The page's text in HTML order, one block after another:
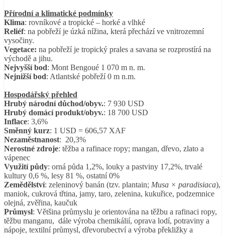
Přírodní a klimatické podmínky
Klima: rovníkové a tropické – horké a vlhké
Reliéf: na pobřeží je úzká nížina, která přechází ve vnitrozemní
vysočiny.
Vegetace: na pobřeží je tropický prales a savana se rozprostírá na
východě a jihu.
Nejvyšší bod: Mont Bengoué 1 070 m n. m.
Nejnižší bod: Atlantské pobřeží 0 m n.m.
Hospodářský přehled
Hrubý národní důchod/obyv.: 7 930 USD
Hrubý domácí produkt/obyv.: 18 700 USD
Inflace: 3,6%
Směnný kurz: 1 USD = 606,57 XAF
Nezaměstnanost: 20,3%
Nerostné zdroje: těžba a rafinace ropy; mangan, dřevo, zlato a
vápenec
Využití půdy: orná půda 1,2%, louky a pastviny 17,2%, trvalé
kultury 0,6 %, lesy 81 %, ostatní 0%
Zemědělství: zeleninový banán (tzv. plantain; Musa × paradisiaca),
maniok, cukrová třtina, jamy, taro, zelenina, kukuřice, podzemnice
olejná, zvěřina, kaučuk
Průmysl: Většina průmyslu je orientována na těžbu a rafinaci ropy,
těžbu manganu, dále výroba chemikálií, oprava lodí, potraviny a
nápoje, textilní průmysl, dřevorubectví a výroba překližky a